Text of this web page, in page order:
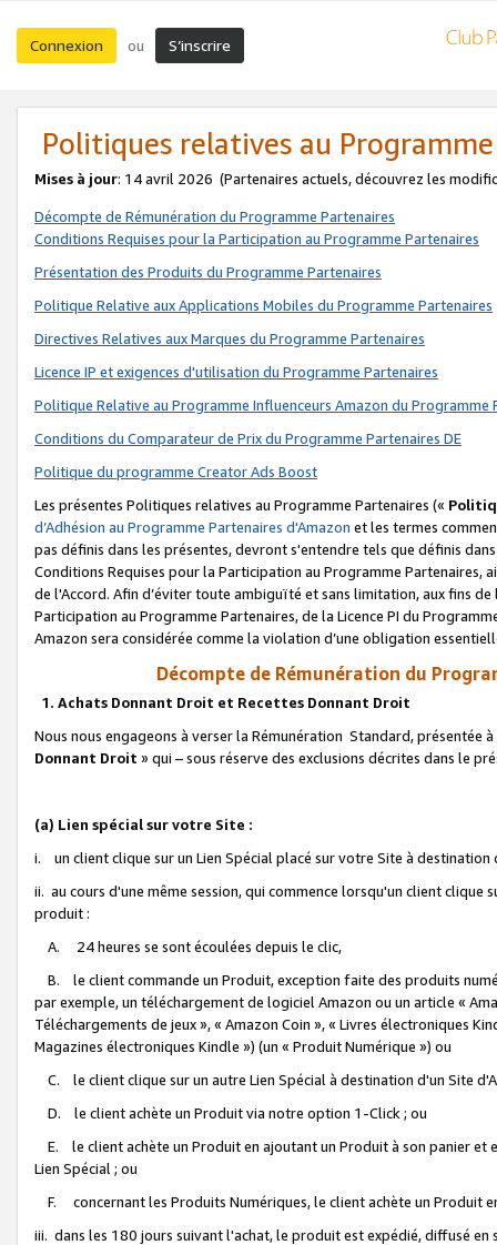
Connexion ou S’inscrire
Politiques relatives au
Mises à jour: 14 avril 2026 (Partenaires actuels, découvrez les
Décompte de Rémunération du Programme Partenaires
Conditions Requises pour la Participation au Programme Partenaires
Présentation des Produits du Programme Partenaires
Politique Relative aux Applications Mobiles du Programme Partenaires
Directives Relatives aux Marques du Programme Partenaires
Licence IP et exigences d'utilisation du Programme Partenaires
Politique Relative au Programme Influenceurs Amazon du Programme
Conditions du Comparateur de Prix du Programme Partenaires DE
Politique du programme Creator Ads Boost
Les présentes Politiques relatives au Programme Partenaires («
d’Adhésion au Programme Partenaires d'Amazon et les termes
pas définis dans les présentes, devront s'entendre tels que définis
Conditions Requises pour la Participation au Programme Partenaires,
de l'Accord. Afin d’éviter toute ambiguïté et sans limitation, aux fins
Participation au Programme Partenaires, de la Licence PI du
Amazon sera considérée comme la violation d’une obligation
Décompte de Rémunération du
1. Achats Donnant Droit et Recettes Donnant Droit
Nous nous engageons à verser la Rémunération Standard, présentée
Donnant Droit » qui – sous réserve des exclusions décrites dans le
(a) Lien spécial sur votre Site :
i. un client clique sur un Lien Spécial placé sur votre Site à destination
ii. au cours d'une même session, qui commence lorsqu'un client
produit :
A. 24 heures se sont écoulées depuis le clic,
B. le client commande un Produit, exception faite des produits
par exemple, un téléchargement de logiciel Amazon ou un article «
Téléchargements de jeux », « Amazon Coin », « Livres électroniques
Magazines électroniques Kindle ») (un « Produit Numérique ») ou
C. le client clique sur un autre Lien Spécial à destination d'un Site
D. le client achète un Produit via notre option 1-Click ; ou
E. le client achète un Produit en ajoutant un Produit à son panier et
Lien Spécial ; ou
F. concernant les Produits Numériques, le client achète un Produit
iii. dans les 180 jours suivant l'achat, le produit est expédié, diffusé